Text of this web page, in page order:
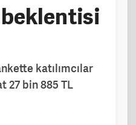
beklentisi
katılımcılar
27 bin 885 TL